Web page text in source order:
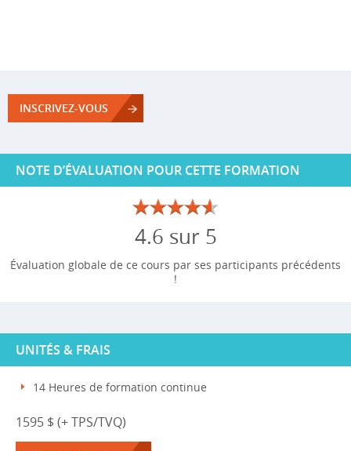
INSCRIVEZ-VOUS
NOTE D’ÉVALUATION POUR CETTE FORMATION
4.6 sur 5
Évaluation globale de ce cours par ses participants précédents
!
UNITÉS & FRAIS
14 Heures de formation continue
1595 $ (+ TPS/TVQ)